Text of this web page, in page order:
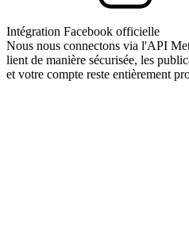
Intégration Facebook officielle
Nous nous connectons via l'API
lient de manière sécurisée, les
et votre compte reste entièrement